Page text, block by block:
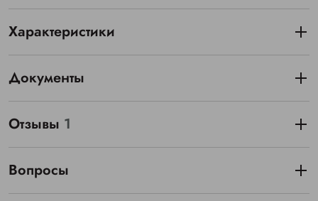
Характеристики
Документы
Отзывы 1
Вопросы